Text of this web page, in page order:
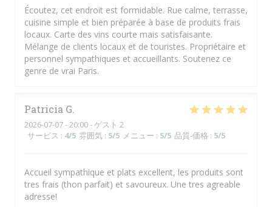
Écoutez, cet endroit est formidable. Rue calme, terrasse,
cuisine simple et bien préparée à base de produits frais
locaux. Carte des vins courte mais satisfaisante.
Mélange de clients locaux et de touristes. Propriétaire et
personnel sympathiques et accueillants. Soutenez ce
genre de vrai Paris.
Patricia G
2026-07-07- 20:00 - ゲスト 2
サービス : 4/5 雰囲気 : 5/5 メニュー : 5/5 品質-価格 : 5/5
Accueil sympathique et plats excellent, les produits sont
tres frais (thon parfait) et savoureux. Une tres agreable
adresse!